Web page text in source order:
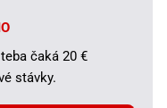
čaká 20 €
stávky.